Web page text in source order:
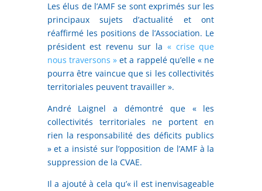
Les élus de l’AMF se sont exprimés sur les
principaux sujets d’actualité et ont
réaffirmé les positions de l’Association. Le
président est revenu sur la « crise que
nous traversons » et a rappelé qu’elle « ne
pourra être vaincue que si les collectivités
territoriales peuvent travailler ».
André Laignel a démontré que « les
collectivités territoriales ne portent en
rien la responsabilité des déficits publics
» et a insisté sur l’opposition de l’AMF à la
suppression de la CVAE.
Il a ajouté à cela qu’« il est inenvisageable